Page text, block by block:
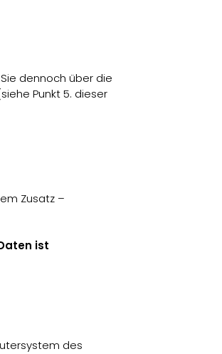
dennoch über die
Punkt 5. dieser
Zusatz –
ist
des